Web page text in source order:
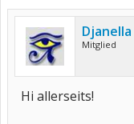
Djanella
Mitglied
Hi allerseits!